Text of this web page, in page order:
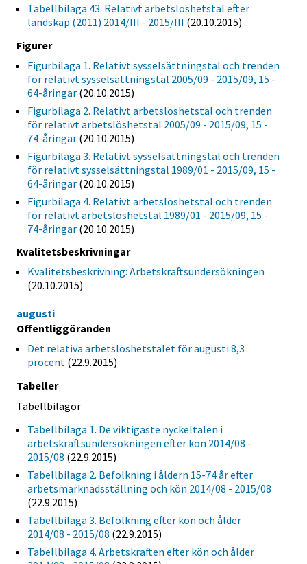
Tabellbilaga 43. Relativt arbetslöshetstal efter
landskap (2011) 2014/III - 2015/III (20.10.2015)
Figurer
Figurbilaga 1. Relativt sysselsättningstal och trenden
för relativt sysselsättningstal 2005/09 - 2015/09, 15 -
64-åringar (20.10.2015)
Figurbilaga 2. Relativt arbetslöshetstal och trenden
för relativt arbetslöshetstal 2005/09 - 2015/09, 15 -
74-åringar (20.10.2015)
Figurbilaga 3. Relativt sysselsättningstal och trenden
för relativt sysselsättningstal 1989/01 - 2015/09, 15 -
64-åringar (20.10.2015)
Figurbilaga 4. Relativt arbetslöshetstal och trenden
för relativt arbetslöshetstal 1989/01 - 2015/09, 15 -
74-åringar (20.10.2015)
Kvalitetsbeskrivningar
Kvalitetsbeskrivning: Arbetskraftsundersökningen
(20.10.2015)
augusti
Offentliggöranden
Det relativa arbetslöshetstalet för augusti 8,3
procent (22.9.2015)
Tabeller
Tabellbilagor
Tabellbilaga 1. De viktigaste nyckeltalen i
arbetskraftsundersökningen efter kön 2014/08 -
2015/08 (22.9.2015)
Tabellbilaga 2. Befolkning i åldern 15-74 år efter
arbetsmarknadsställning och kön 2014/08 - 2015/08
(22.9.2015)
Tabellbilaga 3. Befolkning efter kön och ålder
2014/08 - 2015/08 (22.9.2015)
Tabellbilaga 4. Arbetskraften efter kön och ålder